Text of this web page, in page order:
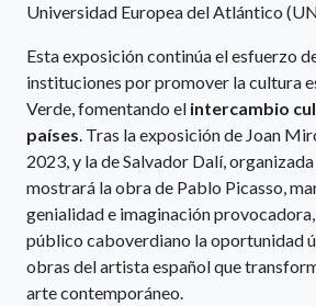
Universidad Europea del Atlántico
Esta exposición continúa el esfuerzo
instituciones por promover la cultura
Verde, fomentando el intercambio
países. Tras la exposición de Joan
2023, y la de Salvador Dalí,
mostrará la obra de Pablo Picasso,
genialidad e imaginación
público caboverdiano la oportunidad
obras del artista español que
arte contemporáneo.